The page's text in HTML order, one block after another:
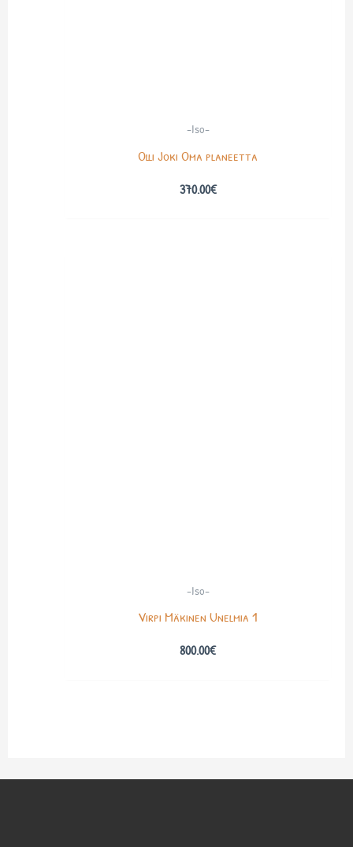
-Iso-
Olli Joki Oma planeetta
370.00€
-Iso-
Virpi Mäkinen Unelmia 1
800.00€